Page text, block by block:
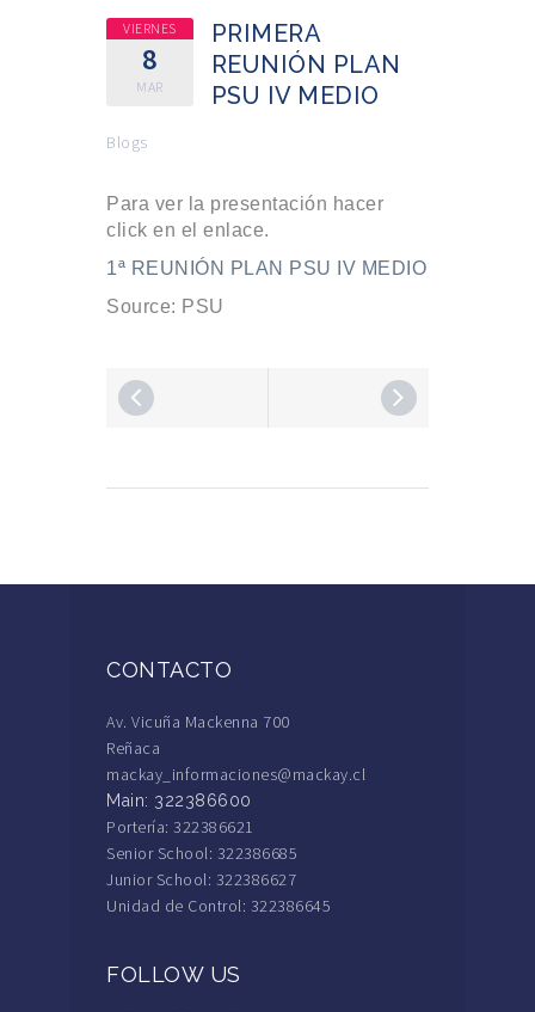
VIERNES
8
MAR
PRIMERA
REUNIÓN PLAN
PSU IV MEDIO
Blogs
Para ver la presentación hacer
click en el enlace.
1ª REUNIÓN PLAN PSU IV MEDIO
Source: PSU
CONTACTO
Av. Vicuña Mackenna 700
Reñaca
mackay_informaciones@mackay.cl
Main: 322386600
Portería: 322386621
Senior School: 322386685
Junior School: 322386627
Unidad de Control: 322386645
FOLLOW US